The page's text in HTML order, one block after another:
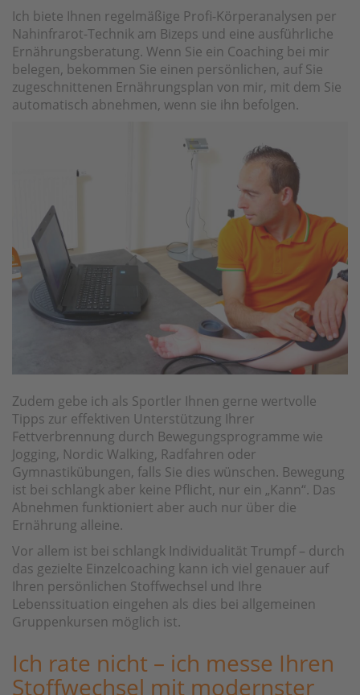
Ich biete Ihnen regelmäßige Profi-Körperanalysen per
Nahinfrarot-Technik am Bizeps und eine ausführliche
Ernährungsberatung. Wenn Sie ein Coaching bei mir
belegen, bekommen Sie einen persönlichen, auf Sie
zugeschnittenen Ernährungsplan von mir, mit dem Sie
automatisch abnehmen, wenn sie ihn befolgen.
Zudem gebe ich als Sportler Ihnen gerne wertvolle
Tipps zur effektiven Unterstützung Ihrer
Fettverbrennung durch Bewegungsprogramme wie
Jogging, Nordic Walking, Radfahren oder
Gymnastikübungen, falls Sie dies wünschen. Bewegung
ist bei schlangk aber keine Pflicht, nur ein „Kann“. Das
Abnehmen funktioniert aber auch nur über die
Ernährung alleine.
Vor allem ist bei schlangk Individualität Trumpf – durch
das gezielte Einzelcoaching kann ich viel genauer auf
Ihren persönlichen Stoffwechsel und Ihre
Lebenssituation eingehen als dies bei allgemeinen
Gruppenkursen möglich ist.
Ich rate nicht – ich messe Ihren
Stoffwechsel mit modernster